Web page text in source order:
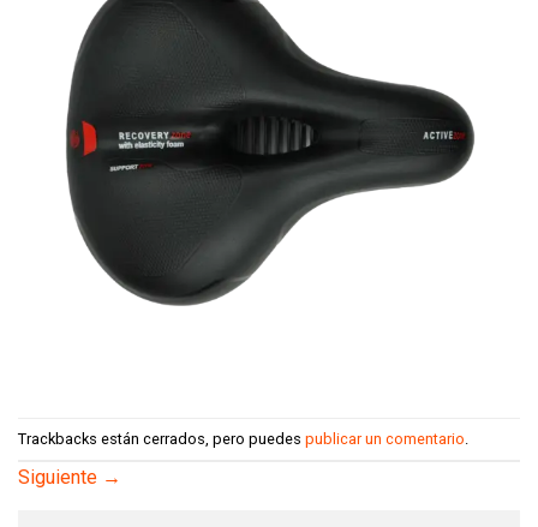
Trackbacks están cerrados, pero puedes publicar un comentario
Siguiente →